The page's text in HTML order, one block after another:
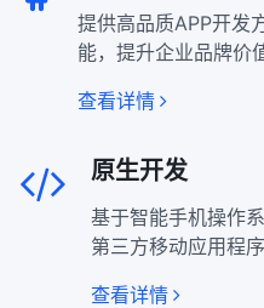
提供高品质APP开发
能，提升企业品牌价
查看详情
原生开发
基于智能手机操作
第三方移动应用程序
查看详情